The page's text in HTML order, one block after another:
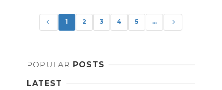
navigation
1 2 3 4 5 ...
POPULAR POSTS
LATEST